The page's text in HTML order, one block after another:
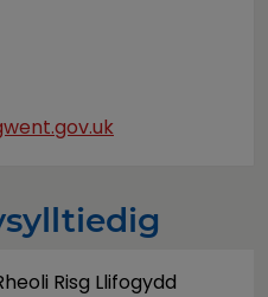
Risg Llifogydd